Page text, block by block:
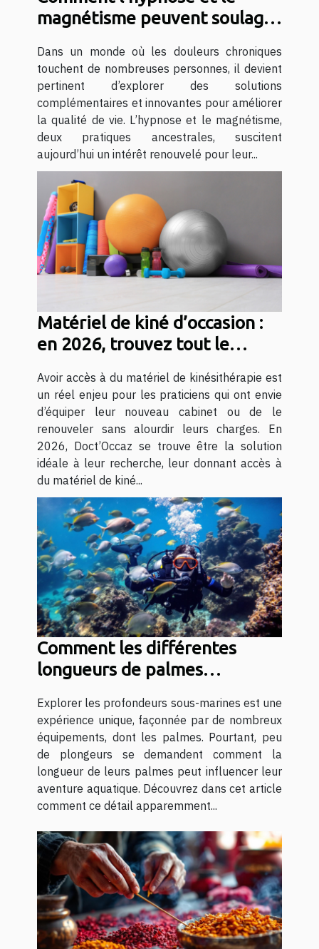
magnétisme peuvent soulager
Dans un monde où les douleurs chroniques
touchent de nombreuses personnes, il devient
pertinent d’explorer des solutions
complémentaires et innovantes pour améliorer
la qualité de vie. L’hypnose et le magnétisme,
deux pratiques ancestrales, suscitent
aujourd’hui un intérêt renouvelé pour leur...
Matériel de kiné d’occasion :
en 2026, trouvez tout le
Avoir accès à du matériel de kinésithérapie est
un réel enjeu pour les praticiens qui ont envie
d’équiper leur nouveau cabinet ou de le
renouveler sans alourdir leurs charges. En
2026, Doct’Occaz se trouve être la solution
idéale à leur recherche, leur donnant accès à
du matériel de kiné...
Comment les différentes
longueurs de palmes
Explorer les profondeurs sous-marines est une
expérience unique, façonnée par de nombreux
équipements, dont les palmes. Pourtant, peu
de plongeurs se demandent comment la
longueur de leurs palmes peut influencer leur
aventure aquatique. Découvrez dans cet article
comment ce détail apparemment...